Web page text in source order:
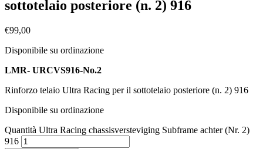
sottotelaio posteriore (n. 2) 916
€99,00
Disponibile su ordinazione
LMR- URCVS916-No.2
Rinforzo telaio Ultra Racing per il sottotelaio posteriore (n. 2) 916
Disponibile su ordinazione
Quantità Ultra Racing chassisversteviging Subframe achter (Nr. 2)
916